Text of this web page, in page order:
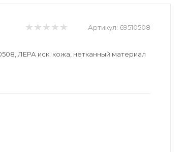
Артикул: 69510508
ЛЕРА иск. кожа, нетканный материал